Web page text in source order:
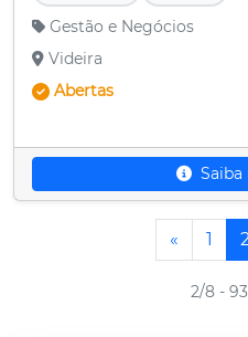
Gestão e Negócios
Videira
Abertas
Saiba
« 1
2/8 -